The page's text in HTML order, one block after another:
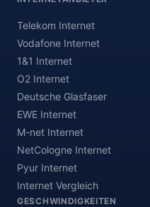
Telekom Internet
Vodafone Internet
1&1 Internet
O2 Internet
Deutsche Glasfaser
EWE Internet
M-net Internet
NetCologne Internet
Pyur Internet
Internet Vergleich
GESCHWINDIGKEITEN